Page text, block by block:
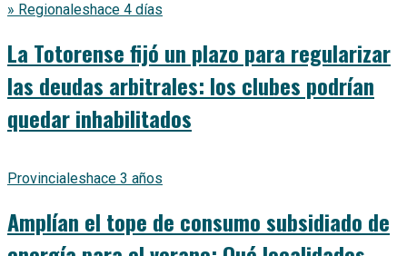
» Regionaleshace 4 días
La Totorense fijó un plazo para regularizar
las deudas arbitrales: los clubes podrían
quedar inhabilitados
Provincialeshace 3 años
Amplían el tope de consumo subsidiado de